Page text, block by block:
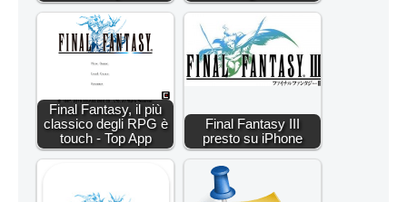
Final Fantasy, il più
classico degli RPG è
touch - Top App
Final Fantasy III
presto su iPhone